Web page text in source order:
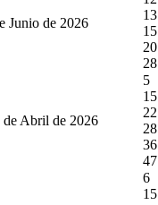
Junio de 2026
13
15
20
28
Abril de 2026
5
15
22
28
36
47
6
15